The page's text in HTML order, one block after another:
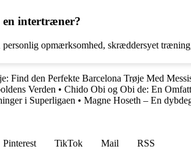
en intertræner?
opmærksomhed, skræddersyet
Find den Perfekte Barcelona Trøje Med
Verden • Chido Obi og Obi de: En
i Superligaen • Magne Hoseth – En
Pinterest TikTok Mail
RSS